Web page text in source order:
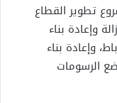
تطوير القطاع
وإعادة بناء
وإعادة بناء
الرسومات